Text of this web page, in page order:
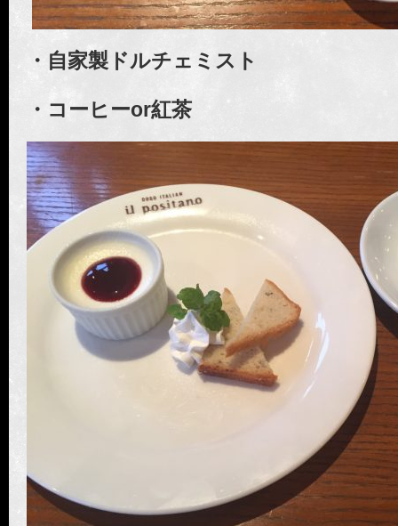
・自家製ドルチェミスト
・コーヒーor紅茶